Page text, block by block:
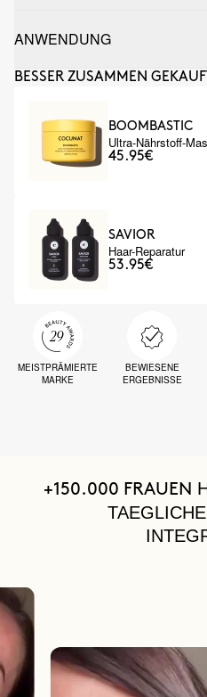
ANWENDUNG
BESSER ZUSAMMEN GEKAUFT
BOOMBASTIC
Ultra-Nährstoff-
45.95€
SAVIOR
Haar-Reparatur
53.95€
MEISTPRÄMIERTE
MARKE
BEWIESENE
ERGEBNISSE
+150.000 FRAUEN